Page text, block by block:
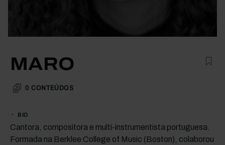
MARO
0 CONTEÚDOS
BIO
Cantora, compositora e multi-instrumentista portuguesa.
Formada na Berklee College of Music (Boston), colaborou